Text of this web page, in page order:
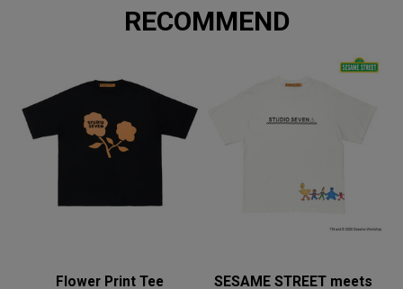
RECOMMEND
Flower Print Tee
SESAME STREET meets